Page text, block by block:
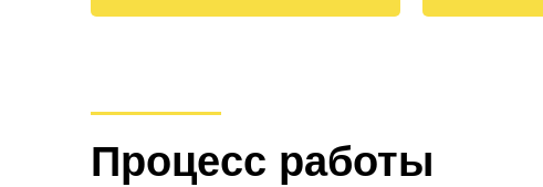
Процесс работы